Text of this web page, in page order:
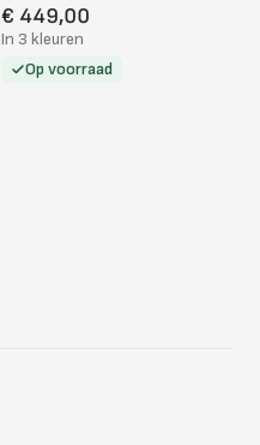
€ 449,00
In 3 kleuren
Op voorraad